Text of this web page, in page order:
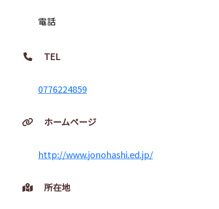
電話
TEL
0776224859
ホームページ
http://www.jonohashi.ed.jp/
所在地